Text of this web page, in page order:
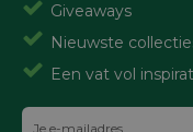
Giveaways
Nieuwste
Een vat vol